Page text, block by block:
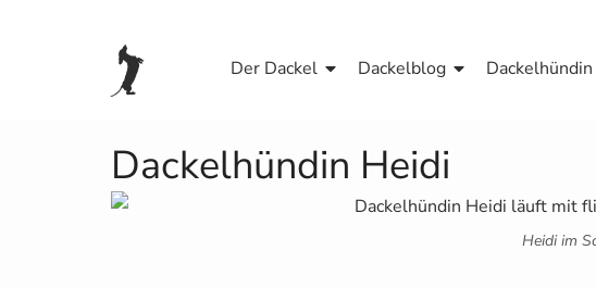
Der Dackel Dackelblog
Dackelhündin Heidi
Heidi im